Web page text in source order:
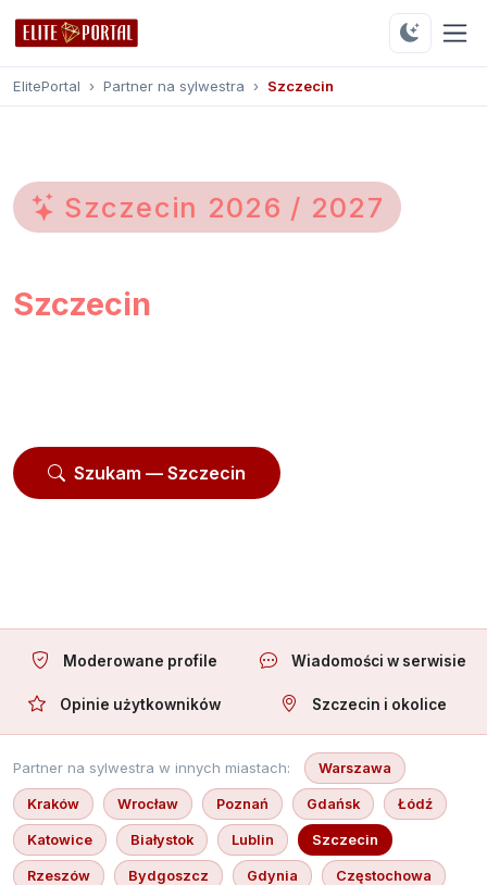
ElitePortal › Partner na sylwestra › Szczecin
Szczecin 2026 / 2027
Szczecin
Szukam — Szczecin
Moderowane profile Wiadomości w serwisie
Opinie użytkowników Szczecin i okolice
Partner na sylwestra w innych miastach: Warszawa
Kraków Wrocław Poznań Gdańsk Łódź
Katowice Białystok Lublin Szczecin
Rzeszów Bydgoszcz Gdynia Częstochowa